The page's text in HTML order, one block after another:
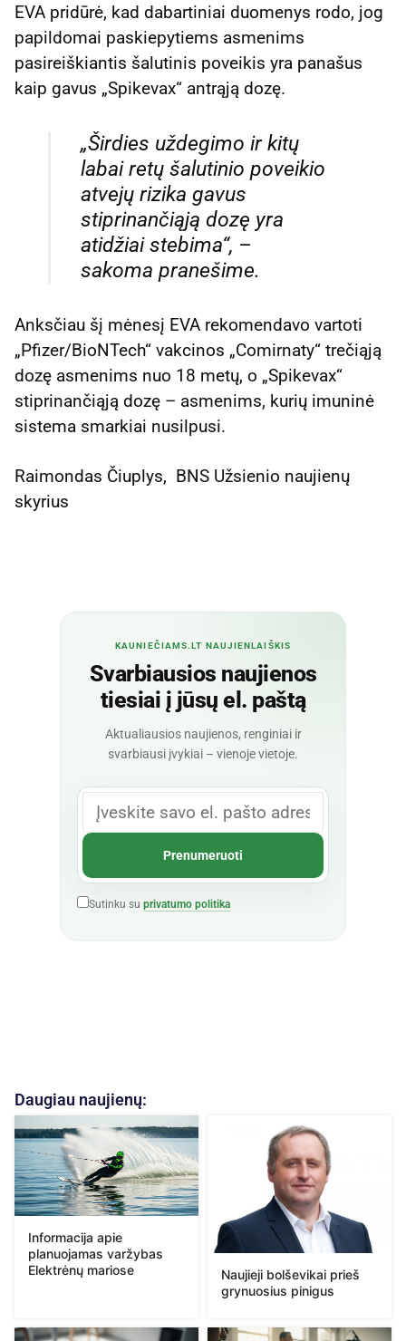
EVA pridūrė, kad dabartiniai duomenys rodo, jog
papildomai paskiepytiems asmenims
pasireiškiantis šalutinis poveikis yra panašus
kaip gavus „Spikevax“ antrąją dozę.
„Širdies uždegimo ir kitų
labai retų šalutinio poveikio
atvejų rizika gavus
stiprinančiąją dozę yra
atidžiai stebima“, –
sakoma pranešime.
Anksčiau šį mėnesį EVA rekomendavo vartoti
„Pfizer/BioNTech“ vakcinos „Comirnaty“ trečiąją
dozę asmenims nuo 18 metų, o „Spikevax“
stiprinančiąją dozę – asmenims, kurių imuninė
sistema smarkiai nusilpusi.
Raimondas Čiuplys, BNS Užsienio naujienų
skyrius
KAUNIEČIAMS.LT NAUJIENLAIŠKIS
Svarbiausios naujienos
tiesiai į jūsų el. paštą
Aktualiausios naujienos, renginiai ir
svarbiausi įvykiai – vienoje vietoje.
Sutinku su privatumo politika
Daugiau naujienų:
Informacija apie
planuojamas varžybas
Elektrėnų mariose
Naujieji bolševikai prieš
grynuosius pinigus